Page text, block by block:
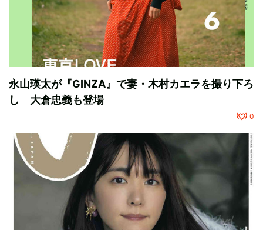
永山瑛太が『GINZA』で妻・木村カエラを撮り下ろ
し 大倉忠義も登場
0